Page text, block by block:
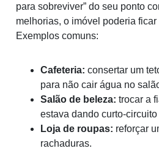
para sobreviver” do seu ponto
melhorias, o imóvel poderia
Exemplos comuns:
Cafeteria: consertar um
para não cair água no
Salão de beleza: trocar a
estava dando curto-
Loja de roupas: reforçar
rachaduras.